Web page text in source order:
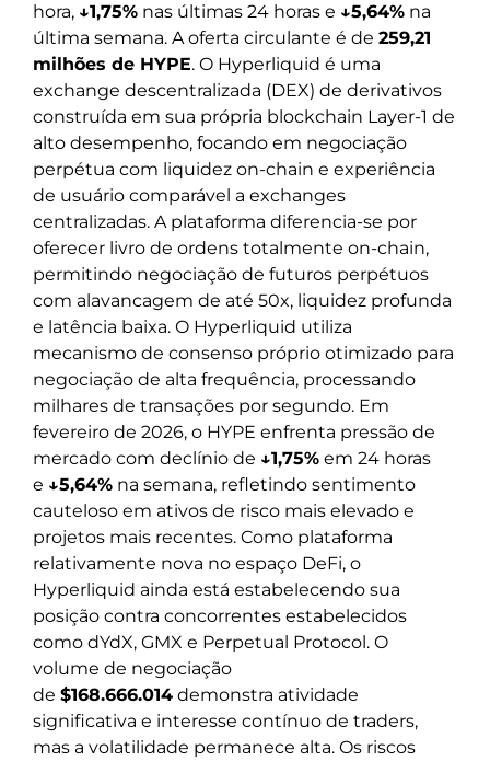
hora, ↓1,75% nas últimas 24 horas e ↓5,64% na
última semana. A oferta circulante é de 259,21
milhões de HYPE. O Hyperliquid é uma
exchange descentralizada (DEX) de derivativos
construída em sua própria blockchain Layer-1 de
alto desempenho, focando em negociação
perpétua com liquidez on-chain e experiência
de usuário comparável a exchanges
centralizadas. A plataforma diferencia-se por
oferecer livro de ordens totalmente on-chain,
permitindo negociação de futuros perpétuos
com alavancagem de até 50x, liquidez profunda
e latência baixa. O Hyperliquid utiliza
mecanismo de consenso próprio otimizado para
negociação de alta frequência, processando
milhares de transações por segundo. Em
fevereiro de 2026, o HYPE enfrenta pressão de
mercado com declínio de ↓1,75% em 24 horas
e ↓5,64% na semana, refletindo sentimento
cauteloso em ativos de risco mais elevado e
projetos mais recentes. Como plataforma
relativamente nova no espaço DeFi, o
Hyperliquid ainda está estabelecendo sua
posição contra concorrentes estabelecidos
como dYdX, GMX e Perpetual Protocol. O
volume de negociação
de $168.666.014 demonstra atividade
significativa e interesse contínuo de traders,
mas a volatilidade permanece alta. Os riscos